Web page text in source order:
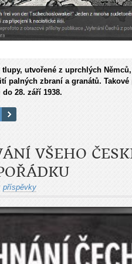
tlupy, utvořené z uprchlých
palných zbraní a granátů.
28. září 1938.
VŠEHO
příspěvky